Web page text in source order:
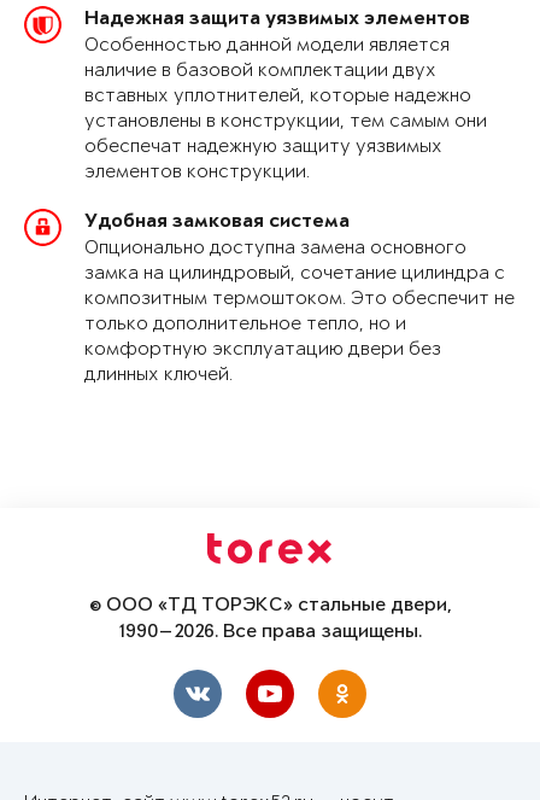
Надежная защита уязвимых элементов
Особенностью данной модели является
наличие в базовой комплектации двух
вставных уплотнителей, которые надежно
установлены в конструкции, тем самым они
обеспечат надежную защиту уязвимых
элементов конструкции.
Удобная замковая система
Опционально доступна замена основного
замка на цилиндровый, сочетание цилиндра с
композитным термоштоком. Это обеспечит не
только дополнительное тепло, но и
комфортную эксплуатацию двери без
длинных ключей.
© ООО «ТД ТОРЭКС» стальные двери,
1990—2026. Все права защищены.